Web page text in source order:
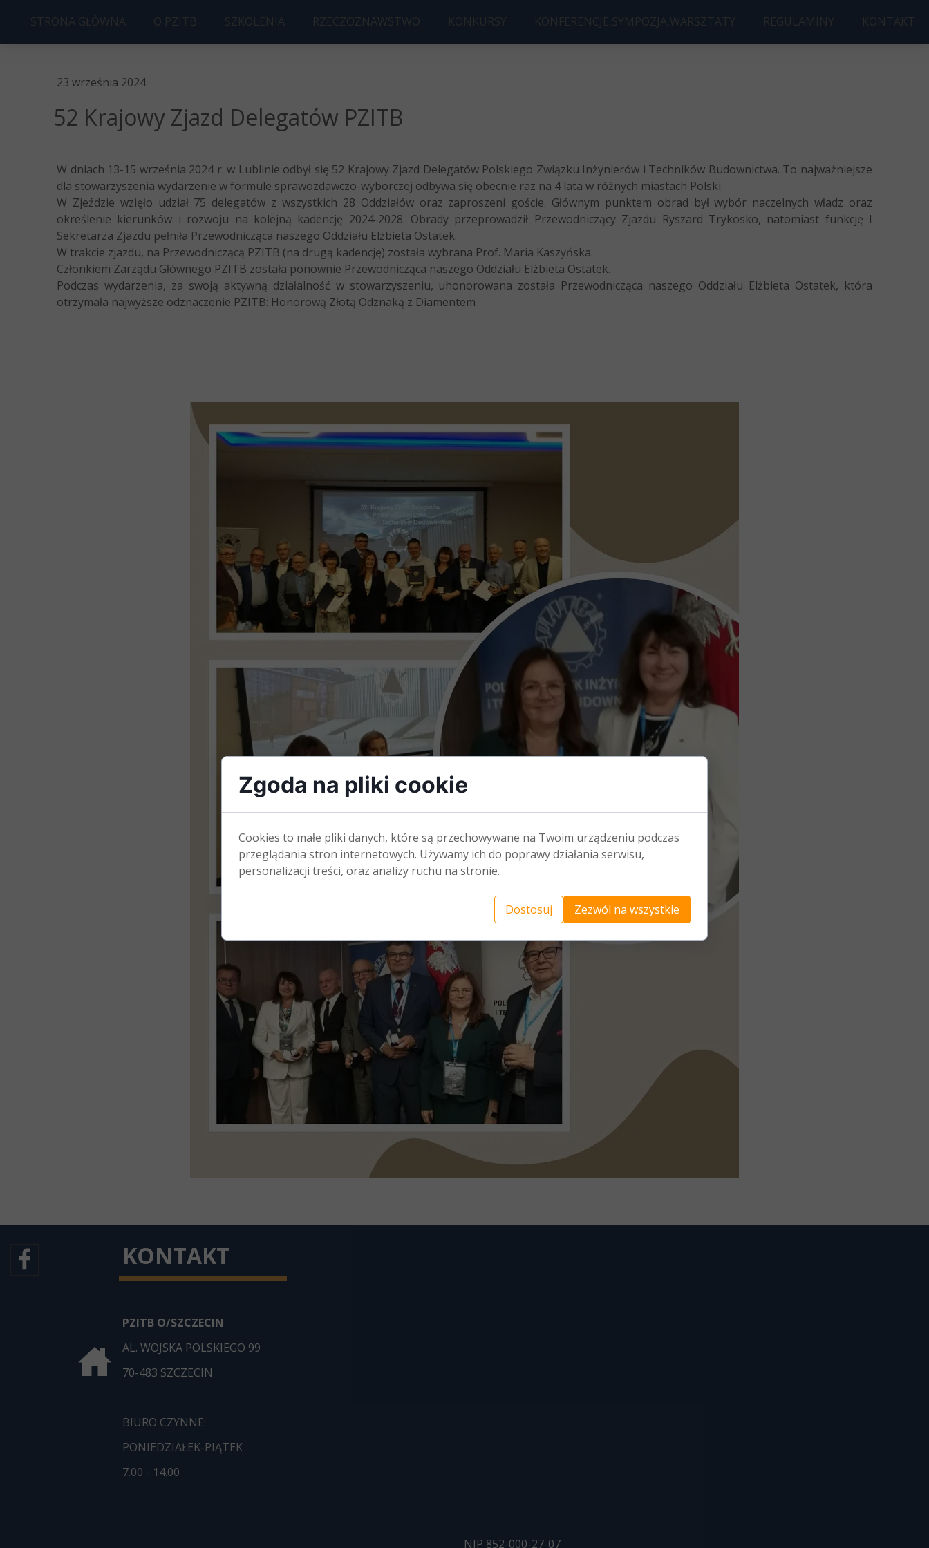
23 września 2024
52 Krajowy Zjazd Delegatów PZITB
W dniach 13-15 września 2024 r. w Lublinie odbył się 52 Krajowy Zjazd Delegatów Polskiego Związku Inżynierów i Techników Budownictwa. To najważniejsze
dla stowarzyszenia wydarzenie w formule sprawozdawczo-wyborczej odbywa się obecnie raz na 4 lata w różnych miastach Polski.
W Zjeździe wzięło udział 75 delegatów z wszystkich 28 Oddziałów oraz zaproszeni goście. Głównym punktem obrad był wybór naczelnych władz oraz
określenie kierunków i rozwoju na kolejną kadencję 2024-2028. Obrady przeprowadził Przewodniczący Zjazdu Ryszard Trykosko, natomiast funkcję I
Sekretarza Zjazdu pełniła Przewodnicząca naszego Oddziału Elżbieta Ostatek.
W trakcie zjazdu, na Przewodniczącą PZITB (na drugą kadencję) została wybrana Prof. Maria Kaszyńska.
Członkiem Zarządu Głównego PZITB została ponownie Przewodnicząca naszego Oddziału Elżbieta Ostatek.
Podczas wydarzenia, za swoją aktywną działalność w stowarzyszeniu, uhonorowana została Przewodnicząca naszego Oddziału Elżbieta Ostatek, która
otrzymała najwyższe odznaczenie PZITB: Honorową Złotą Odznaką z Diamentem
STRONA GŁÓWNA
O PZITB
STATUT
CZWARTKI BUDOWLANE
CZŁONKOSTWO
SZKOLENIA
RZECZOZNAWSTWO
KONKURSY
KONFERENCJE,SYMPOZJA,WARSZTATY
REGULAMINY KONTAKT
NIP 852-000-27-07
KONTAKT
PZITB O/SZCZECIN
AL. WOJSKA POLSKIEGO 99
70-483 SZCZECIN
BIURO CZYNNE:
PONIEDZIAŁEK-PIĄTEK
7.00 - 14.00
Zgoda na pliki cookie
Cookies to małe pliki danych, które są przechowywane na Twoim urządzeniu podczas
przeglądania stron internetowych. Używamy ich do poprawy działania serwisu,
personalizacji treści, oraz analizy ruchu na stronie.
Dostosuj Zezwól na wszystkie